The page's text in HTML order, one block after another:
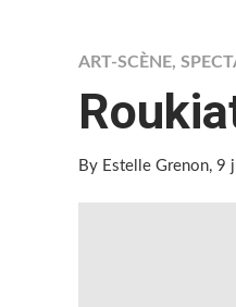
ART-SCÈNE,
By Estelle Grenon, 9